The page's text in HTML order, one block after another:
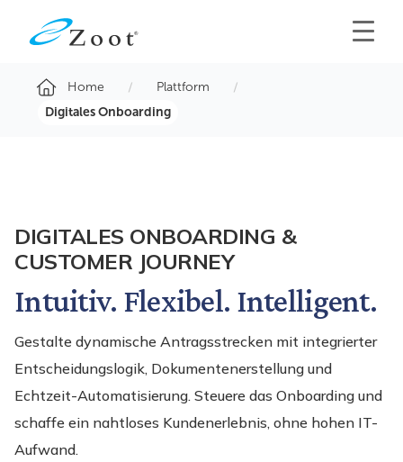
Home
Plattform
Digitales Onboarding
DIGITALES ONBOARDING &
CUSTOMER JOURNEY
Intuitiv. Flexibel. Intelligent.
Gestalte dynamische Antragsstrecken mit integrierter
Entscheidungslogik, Dokumentenerstellung und
Echtzeit-Automatisierung. Steuere das Onboarding und
schaffe ein nahtloses Kundenerlebnis, ohne hohen IT-
Aufwand.